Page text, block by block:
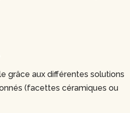
grâce aux différentes solutions
(facettes céramiques ou